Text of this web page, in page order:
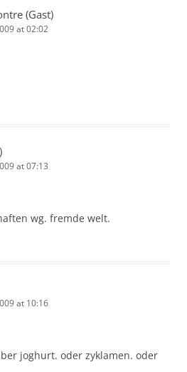
(Gast)
at 02:02
at 07:13
wg. fremde welt.
at 10:16
joghurt. oder zyklamen. oder